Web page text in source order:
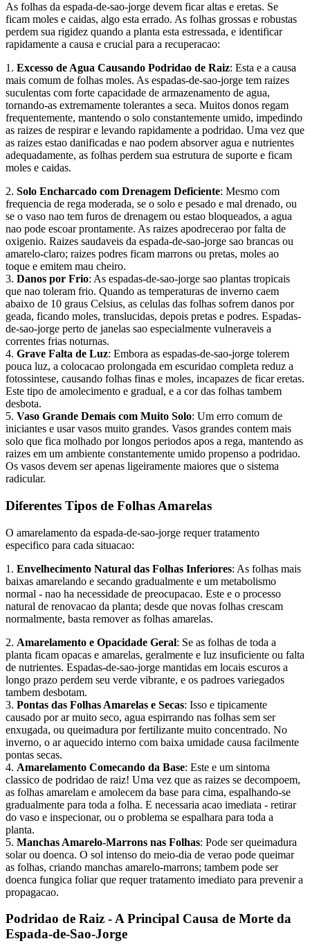
As folhas da espada-de-sao-jorge devem ficar altas e eretas. Se
ficam moles e caidas, algo esta errado. As folhas grossas e robustas
perdem sua rigidez quando a planta esta estressada, e identificar
rapidamente a causa e crucial para a recuperacao:
1. Excesso de Agua Causando Podridao de Raiz: Esta e a causa
mais comum de folhas moles. As espadas-de-sao-jorge tem raizes
suculentas com forte capacidade de armazenamento de agua,
tornando-as extremamente tolerantes a seca. Muitos donos regam
frequentemente, mantendo o solo constantemente umido, impedindo
as raizes de respirar e levando rapidamente a podridao. Uma vez que
as raizes estao danificadas e nao podem absorver agua e nutrientes
adequadamente, as folhas perdem sua estrutura de suporte e ficam
moles e caidas.
2. Solo Encharcado com Drenagem Deficiente: Mesmo com
frequencia de rega moderada, se o solo e pesado e mal drenado, ou
se o vaso nao tem furos de drenagem ou estao bloqueados, a agua
nao pode escoar prontamente. As raizes apodrecerao por falta de
oxigenio. Raizes saudaveis da espada-de-sao-jorge sao brancas ou
amarelo-claro; raizes podres ficam marrons ou pretas, moles ao
toque e emitem mau cheiro.
3. Danos por Frio: As espadas-de-sao-jorge sao plantas tropicais
que nao toleram frio. Quando as temperaturas de inverno caem
abaixo de 10 graus Celsius, as celulas das folhas sofrem danos por
geada, ficando moles, translucidas, depois pretas e podres. Espadas-
de-sao-jorge perto de janelas sao especialmente vulneraveis a
correntes frias noturnas.
4. Grave Falta de Luz: Embora as espadas-de-sao-jorge tolerem
pouca luz, a colocacao prolongada em escuridao completa reduz a
fotossintese, causando folhas finas e moles, incapazes de ficar eretas.
Este tipo de amolecimento e gradual, e a cor das folhas tambem
desbota.
5. Vaso Grande Demais com Muito Solo: Um erro comum de
iniciantes e usar vasos muito grandes. Vasos grandes contem mais
solo que fica molhado por longos periodos apos a rega, mantendo as
raizes em um ambiente constantemente umido propenso a podridao.
Os vasos devem ser apenas ligeiramente maiores que o sistema
radicular.
Diferentes Tipos de Folhas Amarelas
O amarelamento da espada-de-sao-jorge requer tratamento
especifico para cada situacao:
1. Envelhecimento Natural das Folhas Inferiores: As folhas mais
baixas amarelando e secando gradualmente e um metabolismo
normal - nao ha necessidade de preocupacao. Este e o processo
natural de renovacao da planta; desde que novas folhas crescam
normalmente, basta remover as folhas amarelas.
2. Amarelamento e Opacidade Geral: Se as folhas de toda a
planta ficam opacas e amarelas, geralmente e luz insuficiente ou falta
de nutrientes. Espadas-de-sao-jorge mantidas em locais escuros a
longo prazo perdem seu verde vibrante, e os padroes variegados
tambem desbotam.
3. Pontas das Folhas Amarelas e Secas: Isso e tipicamente
causado por ar muito seco, agua espirrando nas folhas sem ser
enxugada, ou queimadura por fertilizante muito concentrado. No
inverno, o ar aquecido interno com baixa umidade causa facilmente
pontas secas.
4. Amarelamento Comecando da Base: Este e um sintoma
classico de podridao de raiz! Uma vez que as raizes se decompoem,
as folhas amarelam e amolecem da base para cima, espalhando-se
gradualmente para toda a folha. E necessaria acao imediata - retirar
do vaso e inspecionar, ou o problema se espalhara para toda a
planta.
5. Manchas Amarelo-Marrons nas Folhas: Pode ser queimadura
solar ou doenca. O sol intenso do meio-dia de verao pode queimar
as folhas, criando manchas amarelo-marrons; tambem pode ser
doenca fungica foliar que requer tratamento imediato para prevenir a
propagacao.
Podridao de Raiz - A Principal Causa de Morte da
Espada-de-Sao-Jorge